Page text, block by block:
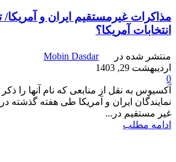
مذاکرات غیرمستقیم ایران و آمریکا/
انتخابات آمریکا؟
منتشر شده در
Mobin Dasdar
اردیبهشت 29, 1403
0
آکسیوس به نقل از منابعی که نام آنها را
نمایندگان ایران و آمریکا طی هفته
غیر مستقیم در...
ادامه مطلب